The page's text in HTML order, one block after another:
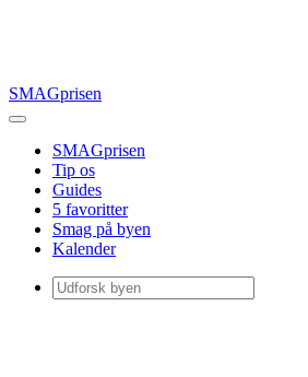
SMAGprisen
SMAGprisen
Tip os
Guides
5 favoritter
Smag på byen
Kalender